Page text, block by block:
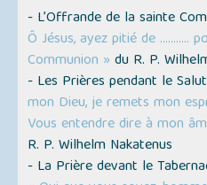
- L’Offrande de la sainte
Ô Jésus, ayez pitié de
Communion » du R. P.
- Les Prières pendant le
mon Dieu, je remets mon
Vous entendre dire à mon
R. P. Wilhelm Nakatenus
- La Prière devant le